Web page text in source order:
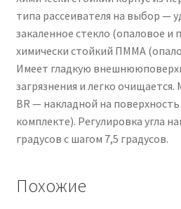
типа рассеивателя на выбор —
закаленное стекло (опаловое и
химически стойкий ПММА
Имеет гладкую
загрязнения и легко
BR — накладной на
комплекте). Регулировка угла
градусов с шагом 7,5 градусов.
Похожие